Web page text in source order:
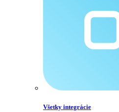
Všetky integrácie